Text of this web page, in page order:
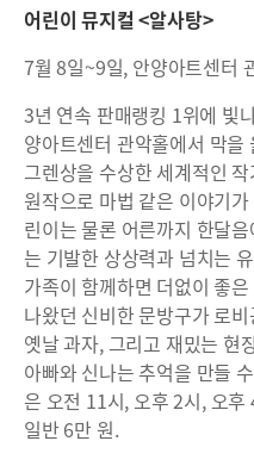
어린이 뮤지컬 <알사탕>
7월 8일~9일, 안양아트센터
3년 연속 판매랭킹 1위에 빛
양아트센터 관악홀에서 막
그렌상을 수상한 세계적인
원작으로 마법 같은 이야기
린이는 물론 어른까지 한달
는 기발한 상상력과 넘치는
가족이 함께하면 더없이 좋
나왔던 신비한 문방구가 로
옛날 과자, 그리고 재밌는 현
아빠와 신나는 추억을 만들
은 오전 11시, 오후 2시, 오
일반 6만 원.